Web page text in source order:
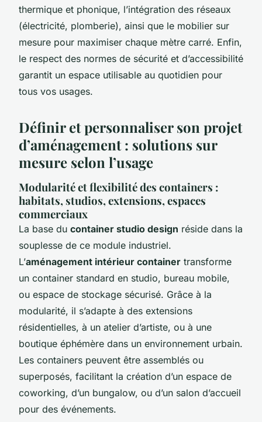
thermique et phonique, l’intégration des réseaux
(électricité, plomberie), ainsi que le mobilier sur
mesure pour maximiser chaque mètre carré. Enfin,
le respect des normes de sécurité et d’accessibilité
garantit un espace utilisable au quotidien pour
tous vos usages.
Définir et personnaliser son projet
d’aménagement : solutions sur
mesure selon l’usage
Modularité et flexibilité des containers :
habitats, studios, extensions, espaces
commerciaux
La base du container studio design réside dans la
souplesse de ce module industriel.
L’aménagement intérieur container transforme
un container standard en studio, bureau mobile,
ou espace de stockage sécurisé. Grâce à la
modularité, il s’adapte à des extensions
résidentielles, à un atelier d’artiste, ou à une
boutique éphémère dans un environnement urbain.
Les containers peuvent être assemblés ou
superposés, facilitant la création d’un espace de
coworking, d’un bungalow, ou d’un salon d’accueil
pour des événements.